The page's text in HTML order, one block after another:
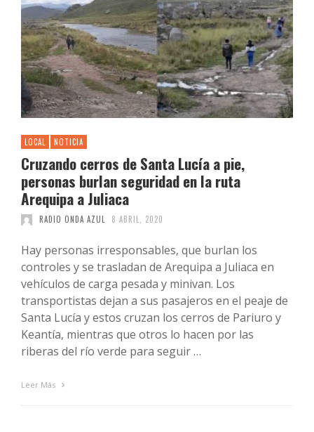
LOCAL NOTICIA
Cruzando cerros de Santa Lucía a pie,
personas burlan seguridad en la ruta
Arequipa a Juliaca
RADIO ONDA AZUL 8 ABRIL, 2020
Hay personas irresponsables, que burlan los
controles y se trasladan de Arequipa a Juliaca en
vehículos de carga pesada y minivan. Los
transportistas dejan a sus pasajeros en el peaje de
Santa Lucía y estos cruzan los cerros de Pariuro y
Keantía, mientras que otros lo hacen por las
riberas del río verde para seguir …
Leer Más